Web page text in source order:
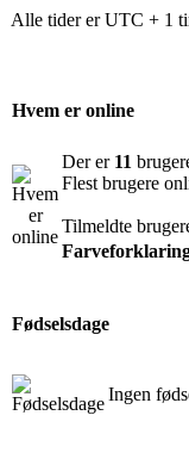
Alle tider er UTC + 1
Hvem er online
Der er 11
Flest brugere
Tilmeldte
Fødselsdage
Ingen